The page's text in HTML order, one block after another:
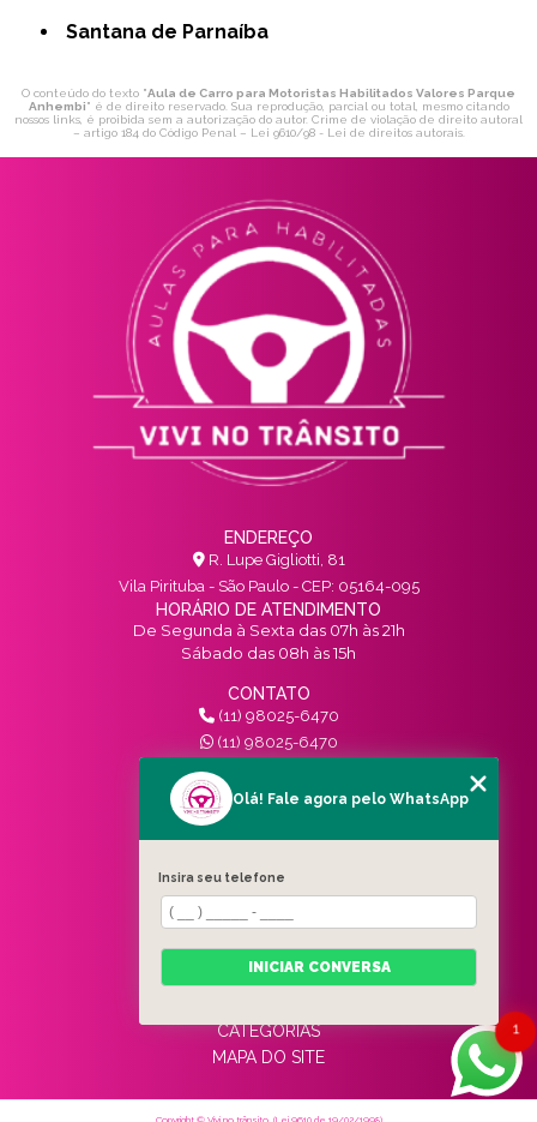
Santana de Parnaíba
O conteúdo do texto "Aula de Carro para Motoristas Habilitados Valores Parque
Anhembi" é de direito reservado. Sua reprodução, parcial ou total, mesmo citando
nossos links, é proibida sem a autorização do autor. Crime de violação de direito autoral
– artigo 184 do Código Penal – Lei 9610/98 - Lei de direitos autorais.
ENDEREÇO
R. Lupe Gigliotti, 81
Vila Pirituba - São Paulo - CEP: 05164-095
HORÁRIO DE ATENDIMENTO
De Segunda à Sexta das 07h às 21h
Sábado das 08h às 15h
CONTATO
(11) 98025-6470
(11) 98025-6470
contato@vivinotransito.com.br
SIGA-NOS!
MENU
HOME
QUEM SOMOS
SERVIÇOS
BLOG
CATEGORIAS
MAPA DO SITE
Copyright © Vivi no trânsito. (Lei 9610 de 19/02/1998)
1
Olá! Fale agora pelo WhatsApp
Insira seu telefone
INICIAR CONVERSA